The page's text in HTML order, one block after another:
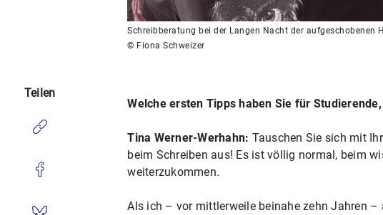
Schreibberatung bei der Langen Nacht der aufgeschobenen
© Fiona Schweizer
Welche ersten Tipps haben Sie für
Tina Werner-Werhahn: Tauschen Sie sich mit
beim Schreiben aus! Es ist völlig normal, beim
weiterzukommen.
Als ich – vor mittlerweile beinahe zehn Jahren
Teilen